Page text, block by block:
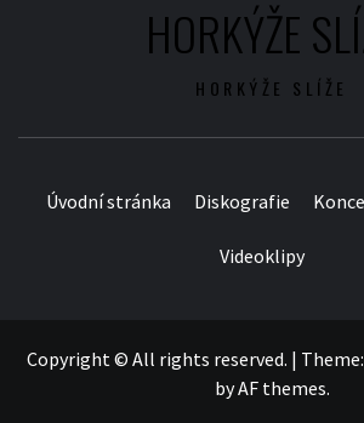
HORKÝŽE
HORKÝŽE SLÍŽE
Úvodní stránka Diskografie
Videoklipy
Copyright © All rights reserved. | Theme:
byAF themes.